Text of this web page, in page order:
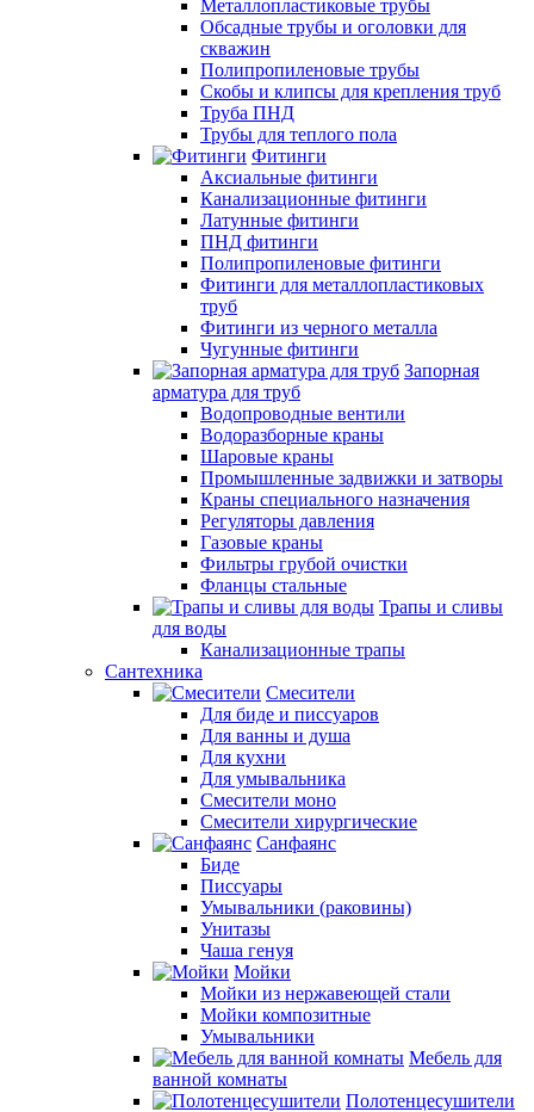
Металлопластиковые трубы
Обсадные трубы и оголовки для
скважин
Полипропиленовые трубы
Скобы и клипсы для крепления труб
Труба ПНД
Трубы для теплого пола
Фитинги
Аксиальные фитинги
Канализационные фитинги
Латунные фитинги
ПНД фитинги
Полипропиленовые фитинги
Фитинги для металлопластиковых
труб
Фитинги из черного металла
Чугунные фитинги
Запорная
арматура для труб
Водопроводные вентили
Водоразборные краны
Шаровые краны
Промышленные задвижки и затворы
Краны специального назначения
Регуляторы давления
Газовые краны
Фильтры грубой очистки
Фланцы стальные
Трапы и сливы
для воды
Канализационные трапы
Сантехника
Смесители
Для биде и писсуаров
Для ванны и душа
Для кухни
Для умывальника
Смесители моно
Смесители хирургические
Санфаянс
Биде
Писсуары
Умывальники (раковины)
Унитазы
Чаша генуя
Мойки
Мойки из нержавеющей стали
Мойки композитные
Умывальники
Мебель для
ванной комнаты
Полотенцесушители